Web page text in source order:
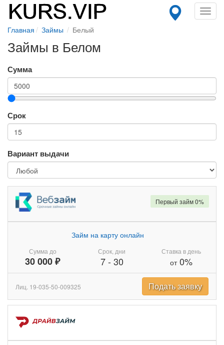
Главная Займы Белый
Займы в Белом
Сумма
Срок
Вариант выдачи
Сумма до
30 000 ₽
Займ на карту онлайн
Срок, дни
7- 30
Ставка в день
от0%
Первый займ 0%
Лиц. 19-035-50-009325 Подать заявку